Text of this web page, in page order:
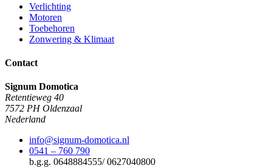
Verlichting
Motoren
Toebehoren
Zonwering & Klimaat
Contact
Signum Domotica
Retentieweg 40
7572 PH Oldenzaal
Nederland
info@signum-domotica.nl
0541 – 760 790
b.g.g. 0648884555/ 0627040800